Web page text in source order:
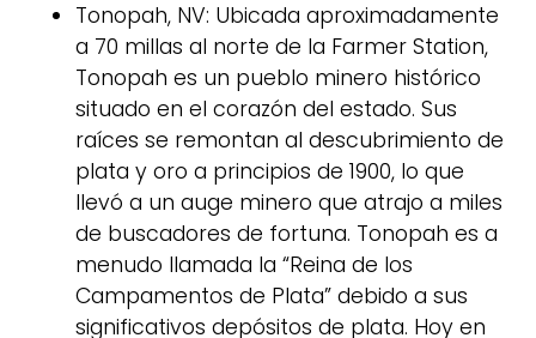
Tonopah, NV: Ubicada aproximadamente
a 70 millas al norte de la Farmer Station,
Tonopah es un pueblo minero histórico
situado en el corazón del estado. Sus
raíces se remontan al descubrimiento de
plata y oro a principios de 1900, lo que
llevó a un auge minero que atrajo a miles
de buscadores de fortuna. Tonopah es a
menudo llamada la “Reina de los
Campamentos de Plata” debido a sus
significativos depósitos de plata. Hoy en